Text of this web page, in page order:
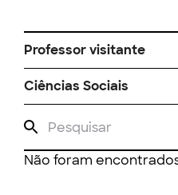
Professor visitante
Ciências Sociais
Não foram